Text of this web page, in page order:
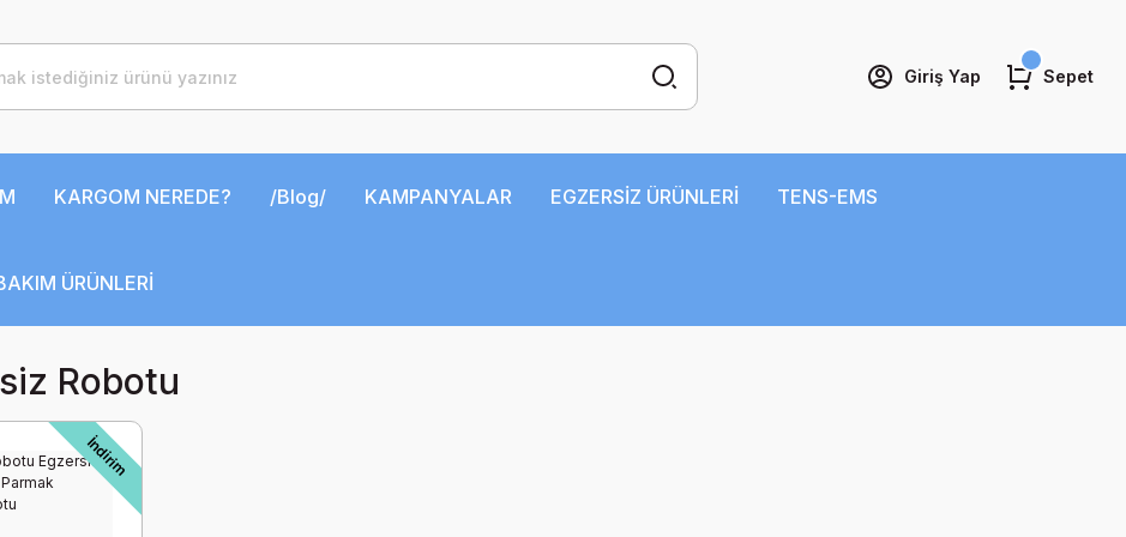
Giriş Yap Sepet
KARGOM NEREDE? /Blog/ KAMPANYALAR EGZERSİZ ÜRÜNLERİ TENS-EMS
ÜRÜNLERİ
Robotu
İndirim